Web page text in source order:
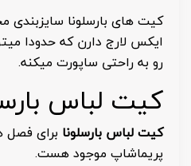
کیت های بارسلونا سایزبندی
رو به راحتی ساپورت میکنه.
کیت لباس
کیت لباس بارسلونا برای
پریماشاپ موجود هست.